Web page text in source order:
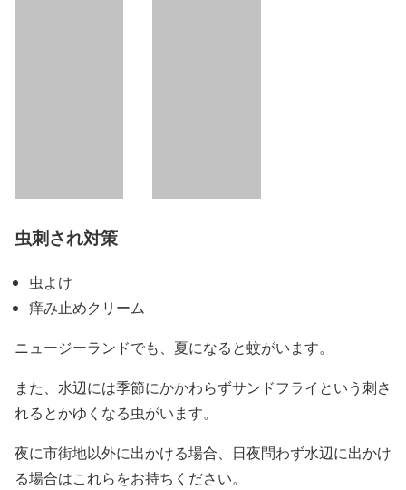
虫刺され対策
虫よけ
痒み止めクリーム
ニュージーランドでも、夏になると蚊がいます。
また、水辺には季節にかかわらずサンドフライという刺さ
れるとかゆくなる虫がいます。
夜に市街地以外に出かける場合、日夜問わず水辺に出かけ
る場合はこれらをお持ちください。